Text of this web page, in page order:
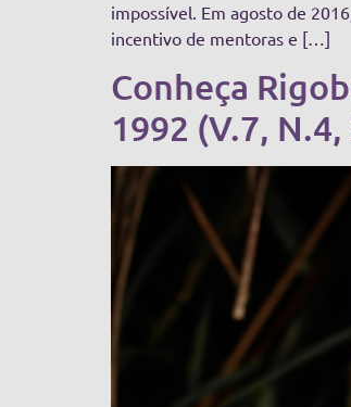
impossível. Em agosto de
incentivo de mentoras e […]
Conheça
1992 (V.7,